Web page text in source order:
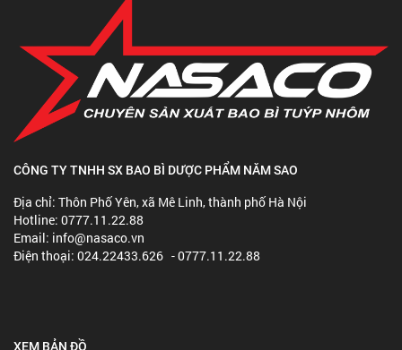
CÔNG TY TNHH SX BAO BÌ DƯỢC PHẨM NĂM SAO
Địa chỉ: Thôn Phố Yên, xã Mê Linh, thành phố Hà Nội
Hotline: 0777.11.22.88
Email: info@nasaco.vn
Điện thoại: 024.22433.626 - 0777.11.22.88
XEM BẢN ĐỒ